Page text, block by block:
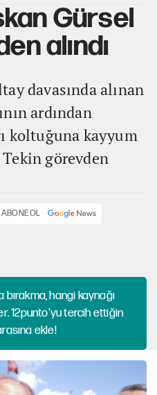
Gürsel
alındı
davasında alınan
ardından
koltuğuna kayyum
görevden
ABONE OL
hangi kaynağı
12punto'yu tercih ettiğin
ekle!